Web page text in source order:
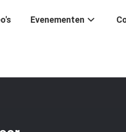
Evenementen